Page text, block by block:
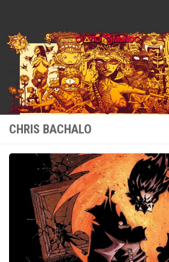
CHRIS BACHALO